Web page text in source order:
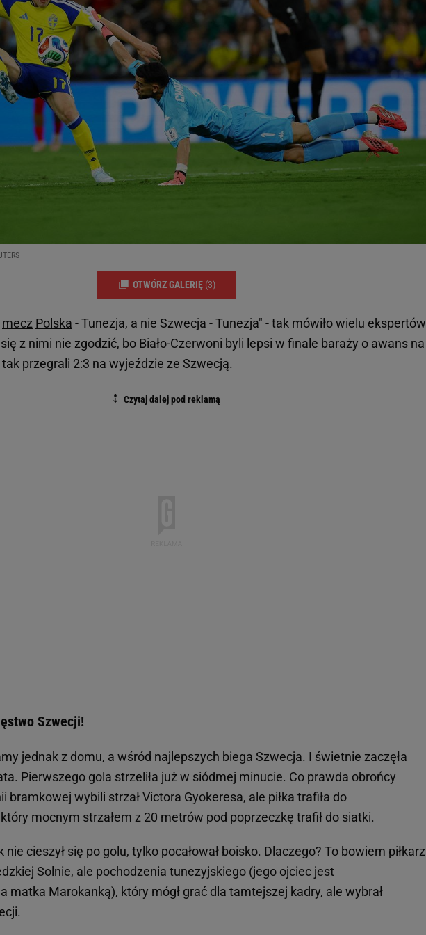
OTWÓRZ GALERIĘ (3)
mecz Polska - Tunezja, a nie Szwecja - Tunezja" - tak mówiło wielu ekspertów
z nimi nie zgodzić, bo Biało-Czerwoni byli lepsi w finale baraży o awans na
przegrali 2:3 na wyjeździe ze Szwecją.
Szwecji!
jednak z domu, a wśród najlepszych biega Szwecja. I świetnie zaczęła
Pierwszego gola strzeliła już w siódmej minucie. Co prawda obrońcy
bramkowej wybili strzał Victora Gyokeresa, ale piłka trafiła do
mocnym strzałem z 20 metrów pod poprzeczkę trafił do siatki.
cieszył się po golu, tylko pocałował boisko. Dlaczego? To bowiem piłkarz
Solnie, ale pochodzenia tunezyjskiego (jego ojciec jest
matka Marokanką), który mógł grać dla tamtejszej kadry, ale wybrał